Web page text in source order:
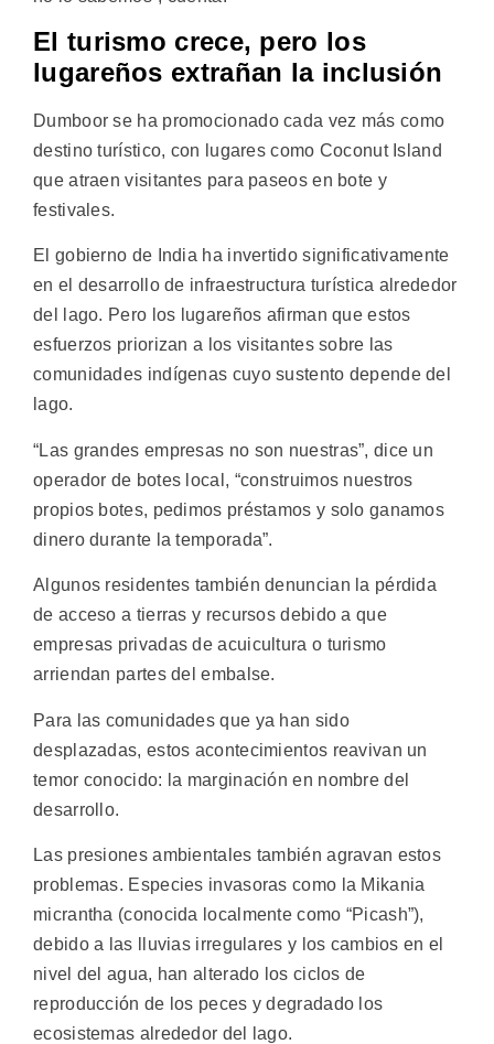
El turismo crece, pero los
lugareños extrañan la inclusión
Dumboor se ha promocionado cada vez más como
destino turístico, con lugares como Coconut Island
que atraen visitantes para paseos en bote y
festivales.
El gobierno de India ha invertido significativamente
en el desarrollo de infraestructura turística alrededor
del lago. Pero los lugareños afirman que estos
esfuerzos priorizan a los visitantes sobre las
comunidades indígenas cuyo sustento depende del
lago.
“Las grandes empresas no son nuestras”, dice un
operador de botes local, “construimos nuestros
propios botes, pedimos préstamos y solo ganamos
dinero durante la temporada”.
Algunos residentes también denuncian la pérdida
de acceso a tierras y recursos debido a que
empresas privadas de acuicultura o turismo
arriendan partes del embalse.
Para las comunidades que ya han sido
desplazadas, estos acontecimientos reavivan un
temor conocido: la marginación en nombre del
desarrollo.
Las presiones ambientales también agravan estos
problemas. Especies invasoras como la Mikania
micrantha (conocida localmente como “Picash”),
debido a las lluvias irregulares y los cambios en el
nivel del agua, han alterado los ciclos de
reproducción de los peces y degradado los
ecosistemas alrededor del lago.